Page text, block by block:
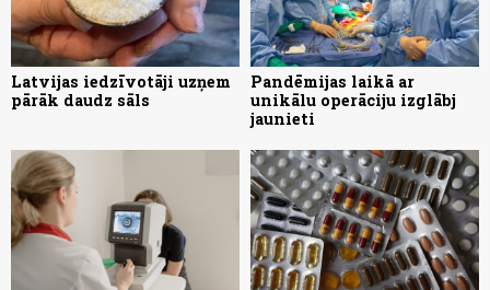
Latvijas iedzīvotāji uzņem
pārāk daudz sāls
Pandēmijas laikā ar
unikālu operāciju izglābj
jaunieti